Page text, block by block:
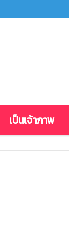
เป็นเจ้าภาพ